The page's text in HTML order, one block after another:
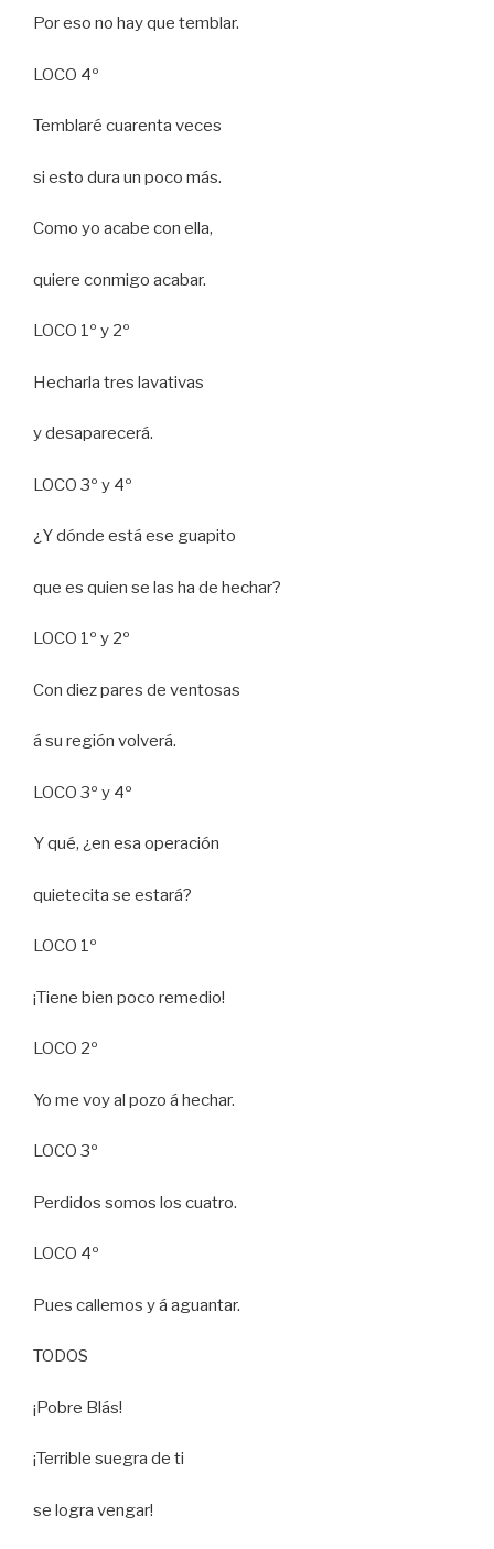
Por eso no hay que temblar.
LOCO 4º
Temblaré cuarenta veces
si esto dura un poco más.
Como yo acabe con ella,
quiere conmigo acabar.
LOCO 1º y 2º
Hecharla tres lavativas
y desaparecerá.
LOCO 3º y 4º
¿Y dónde está ese guapito
que es quien se las ha de hechar?
LOCO 1º y 2º
Con diez pares de ventosas
á su región volverá.
LOCO 3º y 4º
Y qué, ¿en esa operación
quietecita se estará?
LOCO 1º
¡Tiene bien poco remedio!
LOCO 2º
Yo me voy al pozo á hechar.
LOCO 3º
Perdidos somos los cuatro.
LOCO 4º
Pues callemos y á aguantar.
TODOS
¡Pobre Blás!
¡Terrible suegra de ti
se logra vengar!